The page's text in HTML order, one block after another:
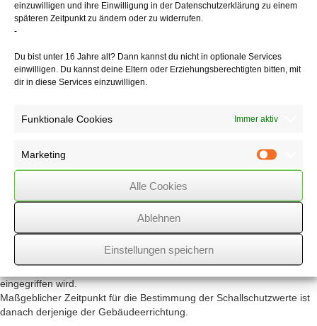
einzuwilligen und ihre Einwilligung in der Datenschutzerklärung zu einem
späteren Zeitpunkt zu ändern oder zu widerrufen.
-
Du bist unter 16 Jahre alt? Dann kannst du nicht in optionale Services
einwilligen. Du kannst deine Eltern oder Erziehungsberechtigten bitten, mit
dir in diese Services einzuwilligen.
Funktionale Cookies Immer aktiv
Marketing
Alle Cookies
Ablehnen
Einstellungen speichern
Dachgeschossausbau –
in erheblichem Umfang in die Gebäudesubstanz eingegriffen, können
insgesamt
die aktuellen technischen Vorgaben und damit auch die nunmehr
geltenden Schallschutzwerte
oder der Modernisierung dienen, im Grundsatz ein verbessertes
Schallschutzniveau
nicht beansprucht werden, sodass unverändert die bei Errichtung des
Gebäudes
geltenden technischen Standards maßgeblich sind. Um eine solche
Sanierungsmaßnahme handelt es sich in aller Regel auch dann, wenn
der Sanierung eines vorhandenen Badezimmers in den Estrich
eingegriffen wird.
Maßgeblicher Zeitpunkt für die Bestimmung der Schallschutzwerte ist
danach derjenige der Gebäudeerrichtung.